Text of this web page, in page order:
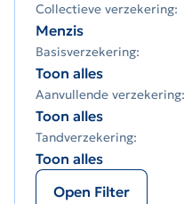
Collectieve verzekering:
Menzis
Basisverzekering:
Toon alles
Aanvullende verzekering:
Toon alles
Tandverzekering:
Toon alles
Open Filter